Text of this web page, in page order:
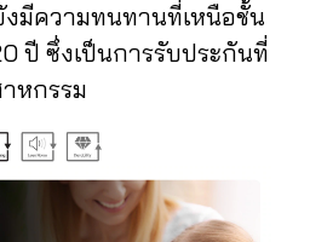
งมีความทนทานที่เหนือชั้น
ปี ซึ่งเป็นการรับประกันที่
หกรรม